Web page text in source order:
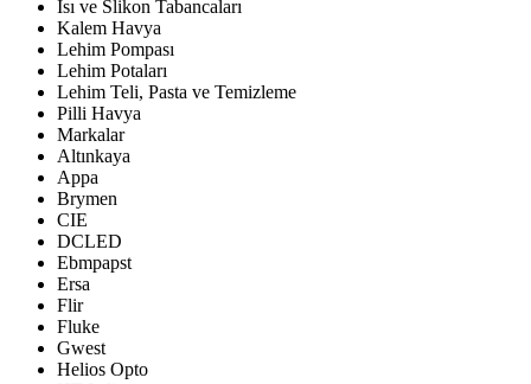
Isı ve Slikon Tabancaları
Kalem Havya
Lehim Pompası
Lehim Potaları
Lehim Teli, Pasta ve Temizleme
Pilli Havya
Markalar
Altınkaya
Appa
Brymen
CIE
DCLED
Ebmpapst
Ersa
Flir
Fluke
Gwest
Helios Opto